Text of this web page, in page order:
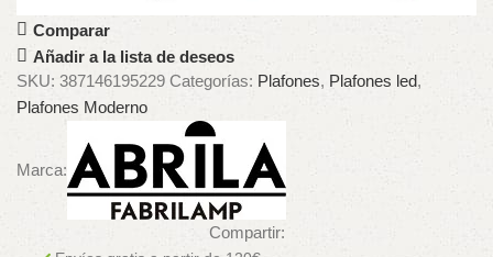
Comparar
Añadir a la lista de deseos
SKU: 387146195229 Categorías: Plafones, Plafones led,
Plafones Moderno
Marca:
Compartir: